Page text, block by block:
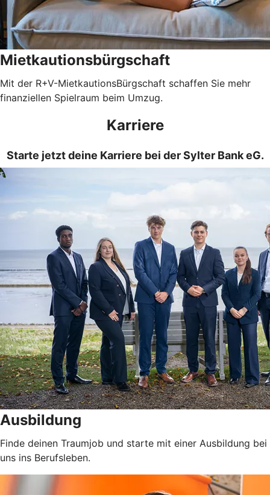
Mietkautionsbürgschaft
Mit der R+V-MietkautionsBürgschaft schaffen Sie mehr
finanziellen Spielraum beim Umzug.
Karriere
Starte jetzt deine Karriere bei der Sylter Bank eG.
Ausbildung
Finde deinen Traumjob und starte mit einer Ausbildung bei
uns ins Berufsleben.